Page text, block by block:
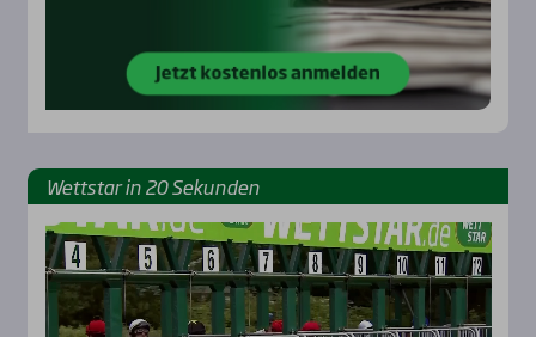
Wett­star in 20 Sekun­den